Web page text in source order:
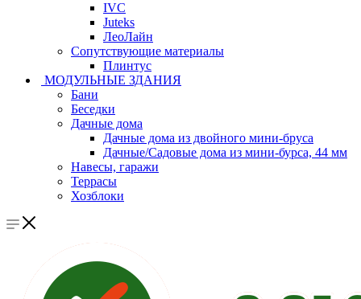
IVC
Juteks
ЛеоЛайн
Сопутствующие материалы
Плинтус
МОДУЛЬНЫЕ ЗДАНИЯ
Бани
Беседки
Дачные дома
Дачные дома из двойного мини-бруса
Дачные/Садовые дома из мини-бурса, 44 мм
Навесы, гаражи
Террасы
Хозблоки